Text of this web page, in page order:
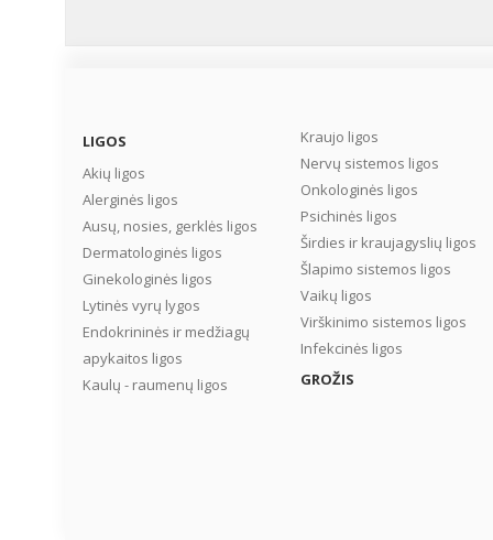
LIGOS
Akių ligos
Alerginės ligos
Ausų, nosies, gerklės ligos
Dermatologinės ligos
Ginekologinės ligos
Lytinės vyrų lygos
Endokrininės ir medžiagų
apykaitos ligos
Kaulų - raumenų ligos
Kraujo ligos
Nervų sistemos ligos
Onkologinės ligos
Psichinės ligos
Širdies ir kraujagyslių ligos
Šlapimo sistemos ligos
Vaikų ligos
Virškinimo sistemos ligos
Infekcinės ligos
GROŽIS